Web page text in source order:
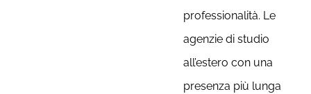
professionalità. Le
agenzie di studio
all’estero con una
presenza più lunga